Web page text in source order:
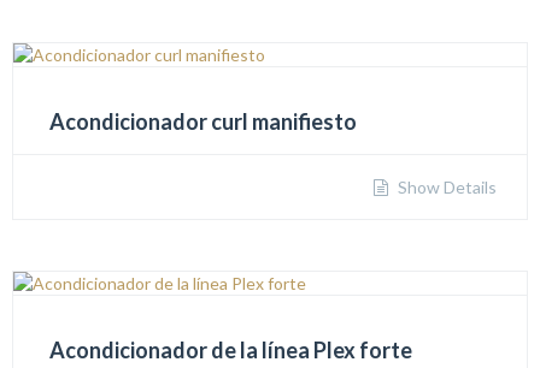
Acondicionador curl manifiesto
Show Details
Acondicionador de la línea Plex forte